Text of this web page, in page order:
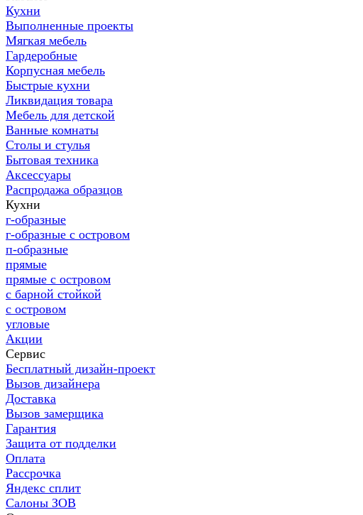
Кухни
Выполненные проекты
Мягкая мебель
Гардеробные
Корпусная мебель
Быстрые кухни
Ликвидация товара
Мебель для детской
Ванные комнаты
Столы и стулья
Бытовая техника
Аксессуары
Распродажа образцов
Кухни
г-образные
г-образные с островом
п-образные
прямые
прямые с островом
с барной стойкой
с островом
угловые
Акции
Сервис
Бесплатный дизайн-проект
Вызов дизайнера
Доставка
Вызов замерщика
Гарантия
Защита от подделки
Оплата
Рассрочка
Яндекс сплит
Салоны ЗОВ